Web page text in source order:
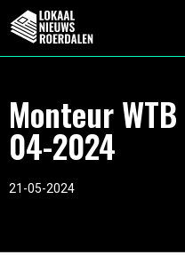
Monteur
04-2024
21-05-2024